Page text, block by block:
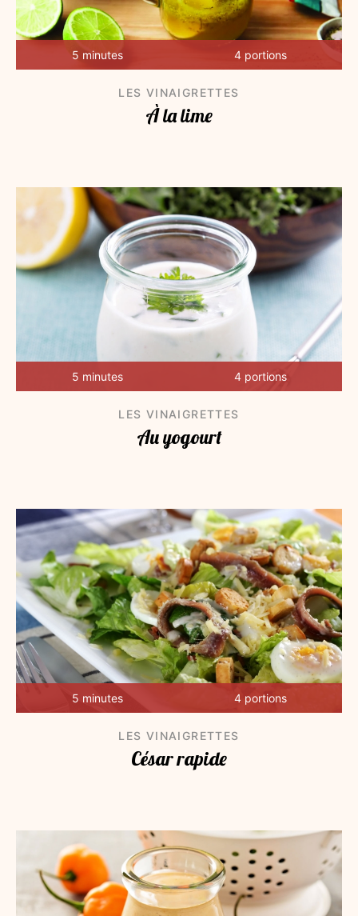
5 minutes 4 portions
LES VINAIGRETTES
À la lime
5 minutes 4 portions
LES VINAIGRETTES
Au yogourt
5 minutes 4 portions
LES VINAIGRETTES
César rapide